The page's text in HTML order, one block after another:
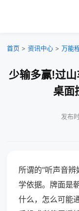
首页 > 资讯中心 > 万能
少输多赢!过
桌面
发布
所谓的"听声音
学依据。牌面是
什么，怎么可能